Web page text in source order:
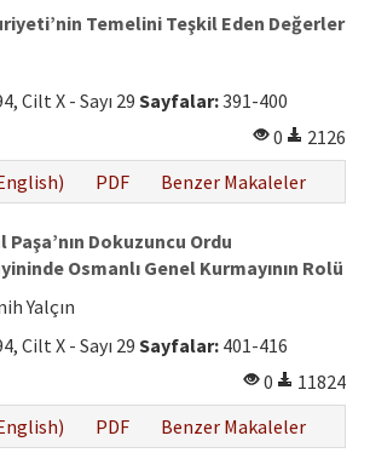
Temelini Teşkil Eden Değerler
Cilt X - Sayı 29 Sayfalar:391-400
0
2126
PDF Benzer Makaleler
Dokuzuncu Ordu
Osmanlı Genel Kurmayının Rolü
Yalçın
Cilt X - Sayı 29 Sayfalar: 401-416
0
11824
PDF Benzer Makaleler